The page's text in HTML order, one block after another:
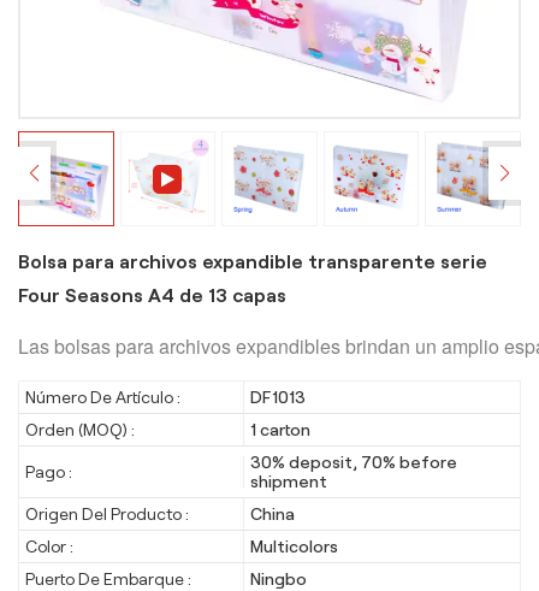
Bolsa para archivos expandible transparente serie
Four Seasons A4 de 13 capas
Las bolsas para archivos expandibles brindan un amplio
Número De Artículo :
DF1013
Orden (MOQ) :
1 carton
Pago :
30% deposit, 70% before
shipment
Origen Del Producto :
China
Color :
Multicolors
Puerto De Embarque :
Ningbo